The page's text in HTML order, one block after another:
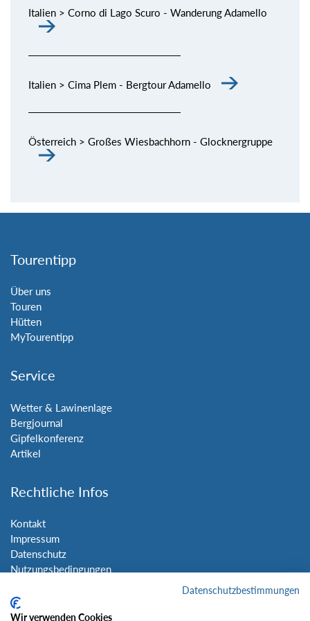
Italien > Corno di Lago Scuro - Wanderung Adamello
Italien > Cima Plem - Bergtour Adamello
Österreich > Großes Wiesbachhorn - Glocknergruppe
Tourentipp
Über uns
Touren
Hütten
MyTourentipp
Service
Wetter & Lawinenlage
Bergjournal
Gipfelkonferenz
Artikel
Rechtliche Infos
Kontakt
Impressum
Datenschutz
Nutzungsbedingungen
Datenschutzbestimmungen
Wir verwenden Cookies